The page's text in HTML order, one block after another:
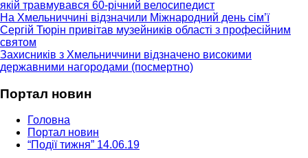
якій травмувався 60-річний велосипедист
На Хмельниччині відзначили Міжнародний день сім’ї
Сергій Тюрін привітав музейників області з професійним
святом
Захисників з Хмельниччини відзначено високими
державними нагородами (посмертно)
Портал новин
Головна
Портал новин
“Події тижня” 14.06.19